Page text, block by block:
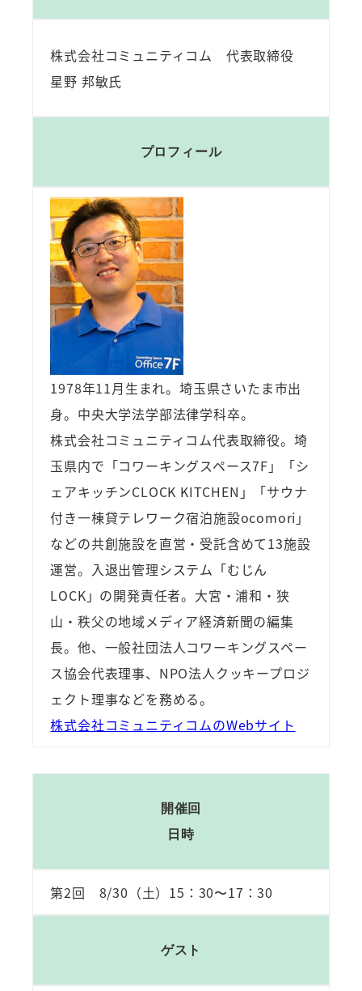
株式会社コミュニティコム 代表取締役
星野 邦敏氏
プロフィール
1978年11月生まれ。埼玉県さいたま市出
身。中央大学法学部法律学科卒。
株式会社コミュニティコム代表取締役。埼
玉県内で「コワーキングスペース7F」「シ
ェアキッチンCLOCK KITCHEN」「サウナ
付き一棟貸テレワーク宿泊施設ocomori」
などの共創施設を直営・受託含めて13施設
運営。入退出管理システム「むじん
LOCK」の開発責任者。大宮・浦和・狭
山・秩父の地域メディア経済新聞の編集
長。他、一般社団法人コワーキングスペー
ス協会代表理事、NPO法人クッキープロジ
ェクト理事などを務める。
株式会社コミュニティコムのWebサイト
開催回
日時
第2回 8/30（土）15：30〜17：30
ゲスト